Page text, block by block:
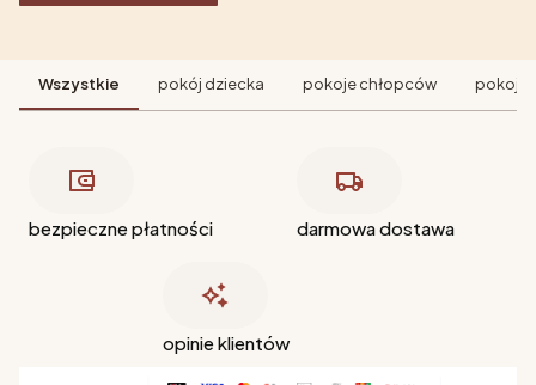
Wszystkie pokój dziecka pokoje chłopców pokoje
bezpieczne płatności darmowa dostawa
opinie klientów